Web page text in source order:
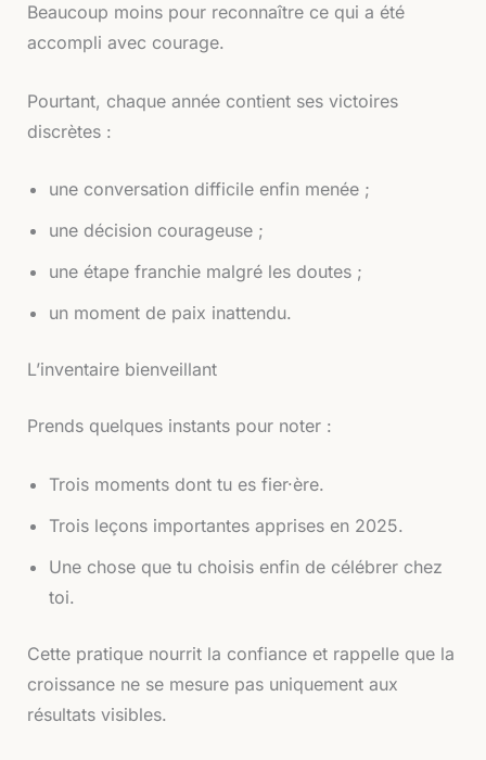
Beaucoup moins pour reconnaître ce qui a été
accompli avec courage.
Pourtant, chaque année contient ses victoires
discrètes :
une conversation difficile enfin menée ;
une décision courageuse ;
une étape franchie malgré les doutes ;
un moment de paix inattendu.
L’inventaire bienveillant
Prends quelques instants pour noter :
Trois moments dont tu es fier·ère.
Trois leçons importantes apprises en 2025.
Une chose que tu choisis enfin de célébrer chez
toi.
Cette pratique nourrit la confiance et rappelle que la
croissance ne se mesure pas uniquement aux
résultats visibles.